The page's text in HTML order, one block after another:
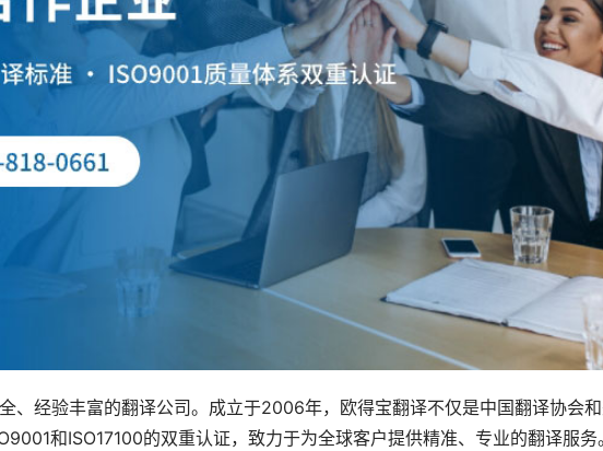
、经验丰富的翻译公司。成立于2006年，欧得宝翻译不仅是中国翻译协会
和ISO17100的双重认证，致力于为全球客户提供精准、专业的翻译服务。